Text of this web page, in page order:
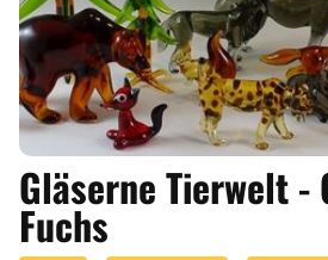
Gläserne Tierwelt -
Fuchs